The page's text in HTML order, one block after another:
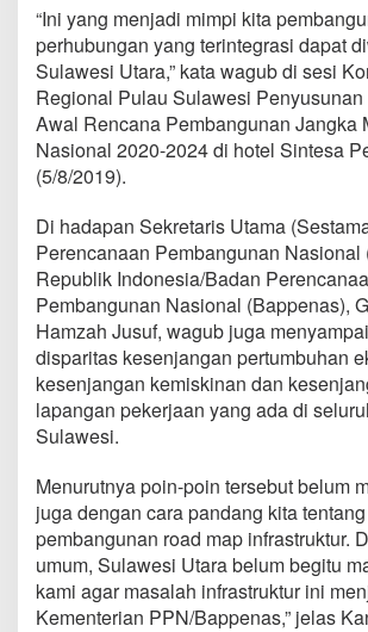
a
n
T
e
r
i
n
t
r
a
s
i
B
i
s
a
T
e
u
j
u
d
d
S
“Ini yang menjadi mimpi kita
perhubungan yang terintegrasi dapat
Sulawesi Utara,” kata wagub di sesi
Regional Pulau Sulawesi
Awal Rencana Pembangunan Jangka
Nasional 2020-2024 di hotel Sintesa
(5/8/2019).
Di hadapan Sekretaris Utama
Perencanaan Pembangunan Nasional
Republik Indonesia/Badan
Pembangunan Nasional (Bappenas),
Hamzah Jusuf, wagub juga
disparitas kesenjangan pertumbuhan
kesenjangan kemiskinan dan
lapangan pekerjaan yang ada di
Sulawesi.
Menurutnya poin-poin tersebut belum
juga dengan cara pandang kita tentang
pembangunan road map infrastruktur.
umum, Sulawesi Utara belum begitu
kami agar masalah infrastruktur ini
Kementerian PPN/Bappenas,” jelas